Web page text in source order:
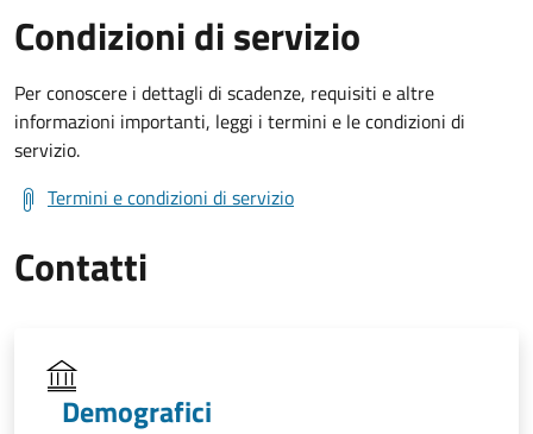
Condizioni di servizio
Per conoscere i dettagli di scadenze, requisiti e altre
informazioni importanti, leggi i termini e le condizioni di
servizio.
Termini e condizioni di servizio
Contatti
Demografici